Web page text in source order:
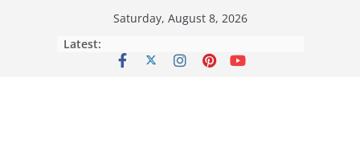
Saturday, August 8, 2026
Latest: